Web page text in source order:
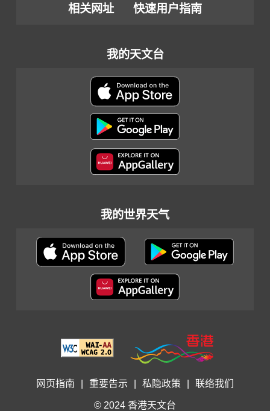
相关网址
快速用户指南
我的天文台
我的世界天气
网页指南 重要告示 私隐政策 联络我们
© 2024 香港天文台